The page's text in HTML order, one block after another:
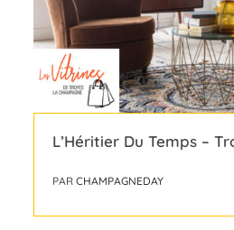
L’Héritier Du Temps –
PAR CHAMPAGNEDAY